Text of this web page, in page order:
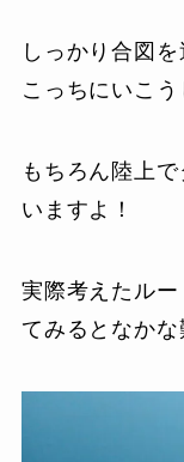
しっかり合図
こっちにいこう
もちろん陸上
いますよ！
実際考えたル
てみるとなか